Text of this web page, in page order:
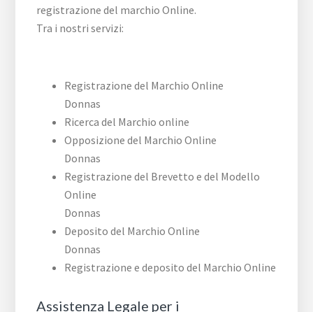
registrazione del marchio Online.
Tra i nostri servizi:
Registrazione del Marchio Online
Donnas
Ricerca del Marchio online
Opposizione del Marchio Online
Donnas
Registrazione del Brevetto e del Modello
Online
Donnas
Deposito del Marchio Online
Donnas
Registrazione e deposito del Marchio Online
Assistenza Legale per i